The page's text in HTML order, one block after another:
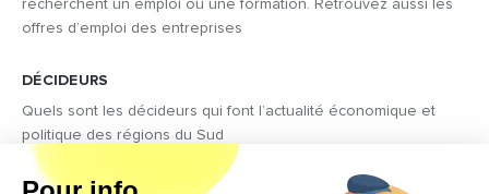
recherchent un emploi ou une formation. Retrouvez aussi les
offres d’emploi des entreprises
DÉCIDEURS
Quels sont les décideurs qui font l’actualité économique et
politique des régions du Sud